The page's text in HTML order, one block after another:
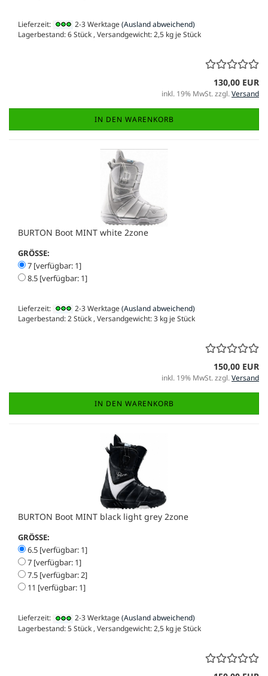
Lieferzeit: 2-3 Werktage(Ausland abweichend)
Lagerbestand: 6 Stück , Versandgewicht:2,5 kg je Stück
130,00 EUR
inkl. 19% MwSt. zzgl.Versand
IN DEN WARENKORB
BURTON Boot MINT white 2zone
GRÖSSE:
7 [verfügbar: 1]
8.5 [verfügbar: 1]
Lieferzeit: 2-3 Werktage(Ausland abweichend)
Lagerbestand: 2 Stück , Versandgewicht:3 kg je Stück
150,00 EUR
inkl. 19% MwSt. zzgl.Versand
IN DEN WARENKORB
BURTON Boot MINT black light grey 2zone
GRÖSSE:
6.5 [verfügbar: 1]
7 [verfügbar: 1]
7.5 [verfügbar: 2]
11 [verfügbar: 1]
Lieferzeit: 2-3 Werktage(Ausland abweichend)
Lagerbestand: 5 Stück , Versandgewicht:2,5 kg je Stück